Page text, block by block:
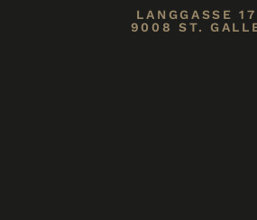
LANGGASSE
9008 ST.